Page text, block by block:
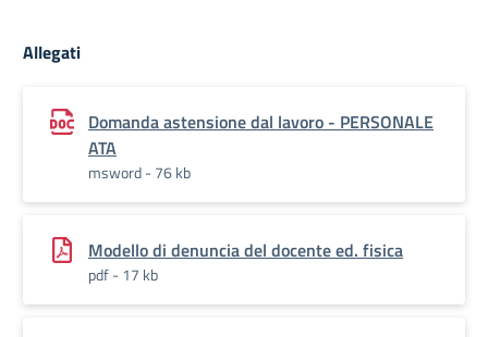
Allegati
Domanda astensione dal lavoro - PERSONALE
ATA
msword - 76 kb
Modello di denuncia del docente ed. fisica
pdf - 17 kb